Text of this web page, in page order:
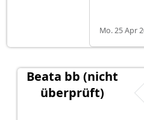
Mo. 25 Apr
Beata bb (nicht
überprüft)
Hallo, Ich